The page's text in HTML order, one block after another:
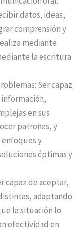
datos, ideas,
comprensión y
mediante
la escritura
Ser capaz
en sus
patrones, y
y
óptimas y
capaz de aceptar,
adaptando
la situación lo
efectividad en